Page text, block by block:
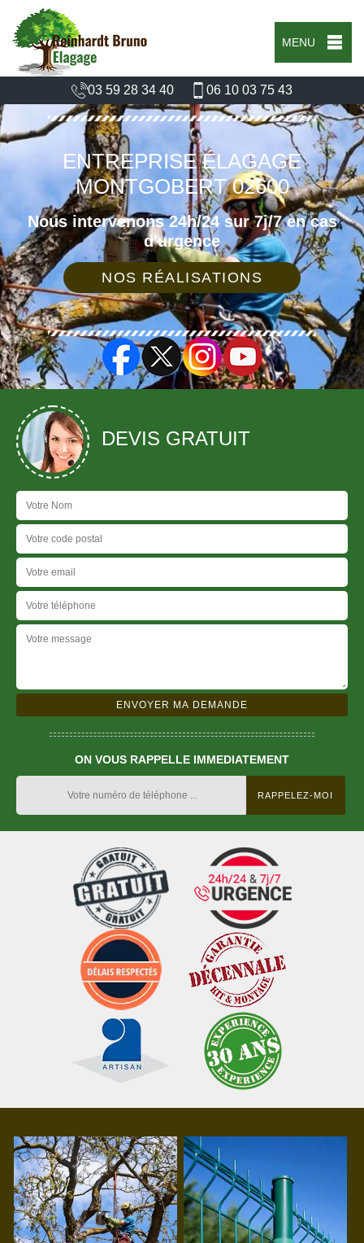
MENU
03 59 28 34 40 06 10 03 75 43
ENTREPRISE ÉLAGAGE
MONTGOBERT 02600
Nous intervenons 24h/24 sur 7j/7 en cas
d'urgence
NOS RÉALISATIONS
DEVIS GRATUIT
ON VOUS RAPPELLE IMMEDIATEMENT